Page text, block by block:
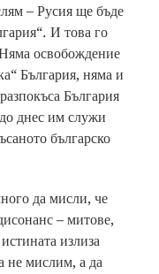
– Русия ще бъде
И това го
освобождение
България, няма и
България
днес им служи
българско
да мисли, че
– митове,
излиза
не мислим, а да